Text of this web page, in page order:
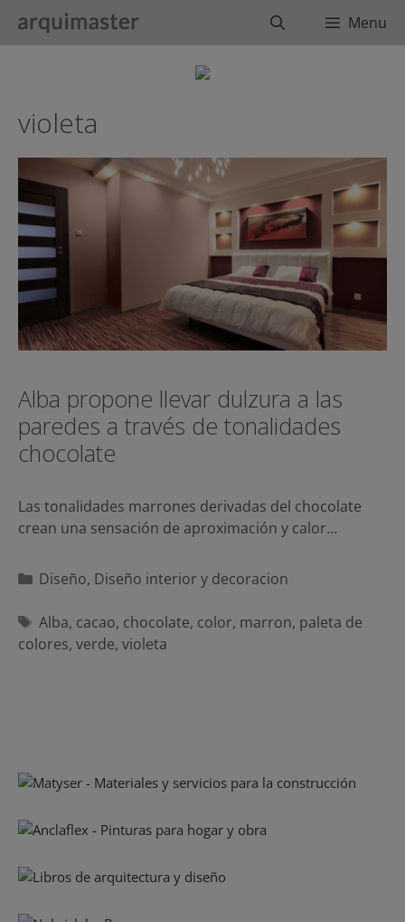
BuscarMenu
violeta
Alba propone llevar dulzura a las
paredes a través de tonalidades
chocolate
Las tonalidades marrones derivadas del chocolate
crean una sensación de aproximación y calor…
Categorías
Diseño, Diseño interior y decoracion
Etiquetas
Alba, cacao, chocolate, color, marron, paleta de
colores, verde, violeta